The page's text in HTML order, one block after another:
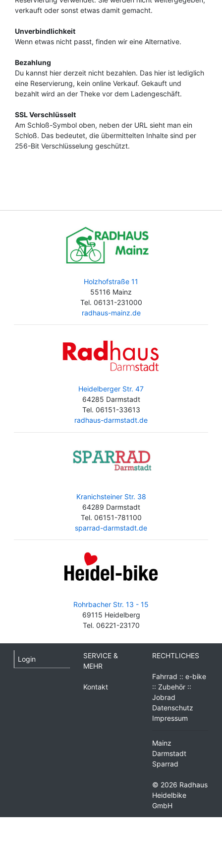
verkauft oder sonst etwas damit gemacht.
Unverbindlichkeit
Wenn etwas nicht passt, finden wir eine Alternative.
Bezahlung
Du kannst hier derzeit nicht bezahlen. Das hier ist lediglich
eine Reservierung, kein online Verkauf. Gekauft und
bezahlt wird an der Theke vor dem Ladengeschäft.
SSL Verschlüsselt
Am Schloß-Symbol oben, neben der URL sieht man ein
Schloß. Das bedeutet, die übermittelten Inhalte sind per
256-Bit Verschlüsselung geschützt.
Holzhofstraße 11
55116 Mainz
Tel. 06131-231000
radhaus-mainz.de
Heidelberger Str. 47
64285 Darmstadt
Tel. 06151-33613
radhaus-darmstadt.de
Kranichsteiner Str. 38
64289 Darmstadt
Tel. 06151-781100
sparrad-darmstadt.de
Rohrbacher Str. 13 - 15
69115 Heidelberg
Tel. 06221-23170
Login
SERVICE &
MEHR
Kontakt
RECHTLICHES
Fahrrad :: e-bike
:: Zubehör ::
Jobrad
Datenschutz
Impressum
Mainz
Darmstadt
Sparrad
© 2026 Radhaus
Heidelbike
GmbH